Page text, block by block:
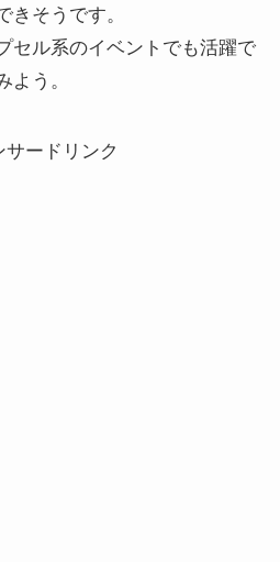
きそうです。
セル系のイベントでも活躍で
よう。
サードリンク